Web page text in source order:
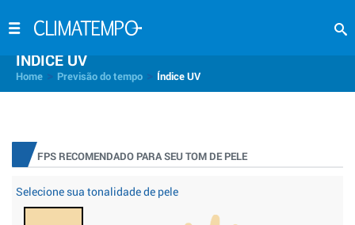
INDICE UV
Home Previsão do tempo Índice UV
FPS RECOMENDADO PARA SEU TOM DE PELE
Selecione sua tonalidade de pele